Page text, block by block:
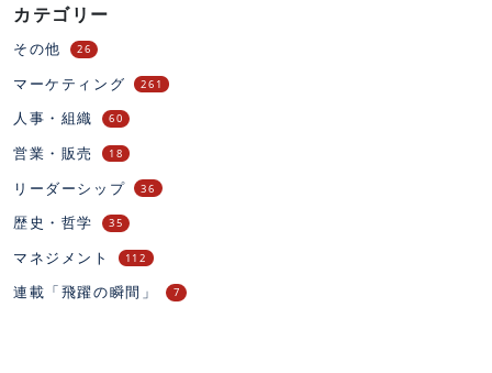
カテゴリー
その他 26
マーケティング 261
人事・組織 60
営業・販売 18
リーダーシップ 36
歴史・哲学 35
マネジメント 112
連載「飛躍の瞬間」 7